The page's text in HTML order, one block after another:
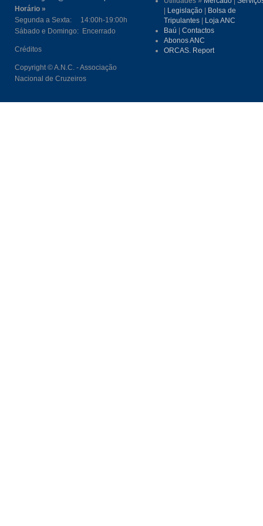
Horário »
Segunda a Sexta: 14:00h-19:00h
Sábado e Domingo: Encerrado
Créditos
Copyright © A.N.C. - Associação
Nacional de Cruzeiros
Legislação
Bolsa de
Tripulantes
Loja ANC
Baú |Contactos
Abonos ANC
ORCAS. Report